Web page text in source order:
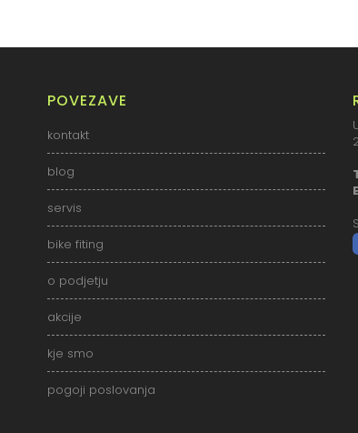
POVEZAVE
kontakt
blog
servis
bike fiting
o podjetju
akcije
kje smo
pogoji poslovanja